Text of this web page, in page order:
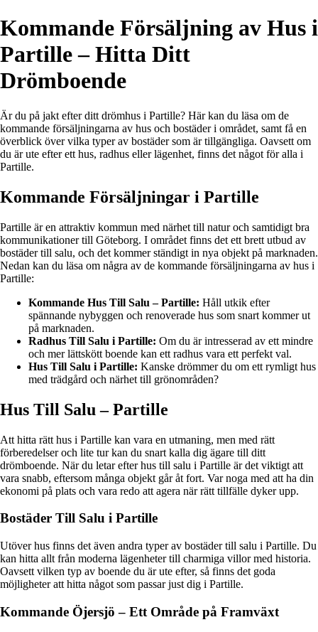
Kommande Försäljning av Hus i
Partille – Hitta Ditt
Drömboende
Är du på jakt efter ditt drömhus i Partille? Här kan du läsa om de
kommande försäljningarna av hus och bostäder i området, samt få en
överblick över vilka typer av bostäder som är tillgängliga. Oavsett om
du är ute efter ett hus, radhus eller lägenhet, finns det något för alla i
Partille.
Kommande Försäljningar i Partille
Partille är en attraktiv kommun med närhet till natur och samtidigt bra
kommunikationer till Göteborg. I området finns det ett brett utbud av
bostäder till salu, och det kommer ständigt in nya objekt på marknaden.
Nedan kan du läsa om några av de kommande försäljningarna av hus i
Partille:
Kommande Hus Till Salu – Partille: Håll utkik efter
spännande nybyggen och renoverade hus som snart kommer ut
på marknaden.
Radhus Till Salu i Partille: Om du är intresserad av ett mindre
och mer lättskött boende kan ett radhus vara ett perfekt val.
Hus Till Salu i Partille: Kanske drömmer du om ett rymligt hus
med trädgård och närhet till grönområden?
Hus Till Salu – Partille
Att hitta rätt hus i Partille kan vara en utmaning, men med rätt
förberedelser och lite tur kan du snart kalla dig ägare till ditt
drömboende. När du letar efter hus till salu i Partille är det viktigt att
vara snabb, eftersom många objekt går åt fort. Var noga med att ha din
ekonomi på plats och vara redo att agera när rätt tillfälle dyker upp.
Bostäder Till Salu i Partille
Utöver hus finns det även andra typer av bostäder till salu i Partille. Du
kan hitta allt från moderna lägenheter till charmiga villor med historia.
Oavsett vilken typ av boende du är ute efter, så finns det goda
möjligheter att hitta något som passar just dig i Partille.
Kommande Öjersjö – Ett Område på Framväxt